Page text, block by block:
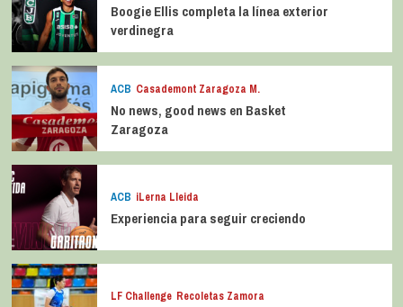
Boogie Ellis completa la línea exterior
verdinegra
ACB Casademont Zaragoza M.
No news, good news en Basket
Zaragoza
ACB iLerna Lleida
Experiencia para seguir creciendo
LF Challenge Recoletas Zamora